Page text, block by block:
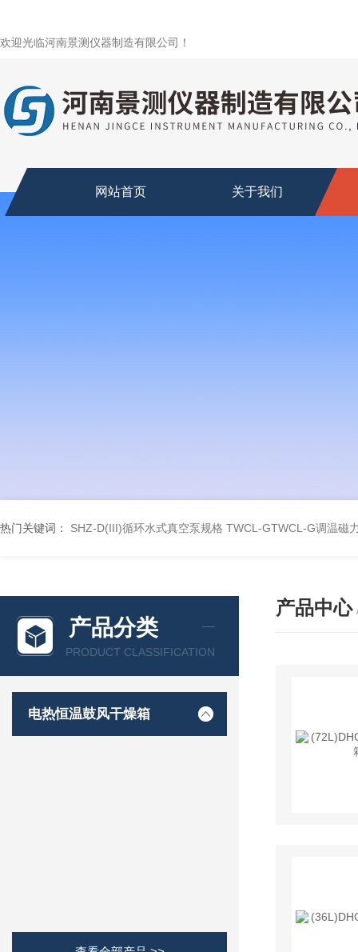
欢迎光临河南景测仪器制造有限公司！
网站首页 关于我们
热门关键词： SHZ-D(III)循环水式真空泵规格 TWCL-GTWCL-G调温磁
产品分类
PRODUCT CLASSIFICATION
电热恒温鼓风干燥箱
产品中心